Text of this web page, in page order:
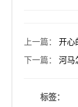
上一篇： 开心
下一篇： 河马
标签：